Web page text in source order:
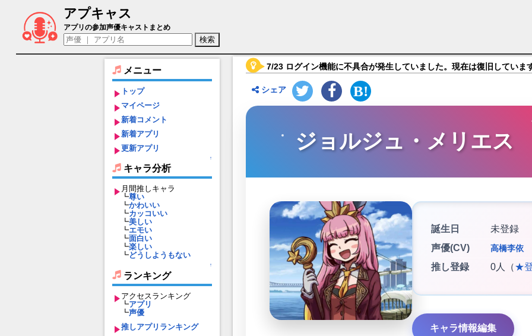
アプキャス
ジョルジュ・メリエス（声優：高橋李依)【Fate/Grand Order】キャラ紹介
アプリの参加声優キャストまとめ
メニュー
トップ
マイページ
新着コメント
新着アプリ
更新アプリ
↑
キャラ分析
月間推しキャラ
┗尊い
┗かわいい
┗カッコいい
┗美しい
┗エモい
┗面白い
┗楽しい
┗どうしようもない
↑
ランキング
アクセスランキング
┗アプリ
┗声優
推しアプリランキング
7/23 ログイン機能に不具合が発生していました。現在は復旧していま
シェア
ジョルジュ・メリエス
誕生日
未登録
声優(CV)
高橋李依
推し登録 0人（★
キャラ情報編集